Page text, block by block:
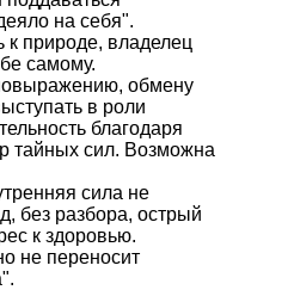
на себя".
к природе, владелец
самому.
обмену
в роли
благодаря
тайных сил. Возможна
сила не
без разбора, острый
к здоровью.
не переносит